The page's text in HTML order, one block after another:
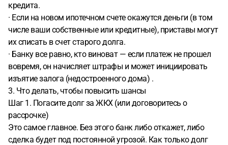
кредита.
· Если на новом ипотечном счете окажутся деньги (в том
числе ваши собственные или кредитные), приставы могут
их списать в счет старого долга.
· Банку все равно, кто виноват — если платеж не прошел
вовремя, он начисляет штрафы и может инициировать
изъятие залога (недостроенного дома) .
3. Что делать, чтобы повысить шансы
Шаг 1. Погасите долг за ЖКХ (или договоритесь о
рассрочке)
Это самое главное. Без этого банк либо откажет, либо
сделка будет под постоянной угрозой. Как только долг